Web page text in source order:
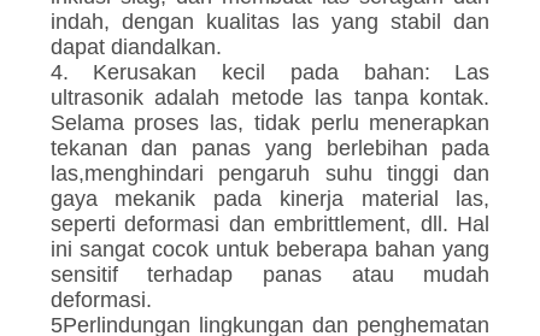
indah, dengan kualitas las yang stabil dan
dapat diandalkan.
4. Kerusakan kecil pada bahan: Las
ultrasonik adalah metode las tanpa kontak.
Selama proses las, tidak perlu menerapkan
tekanan dan panas yang berlebihan pada
las,menghindari pengaruh suhu tinggi dan
gaya mekanik pada kinerja material las,
seperti deformasi dan embrittlement, dll. Hal
ini sangat cocok untuk beberapa bahan yang
sensitif terhadap panas atau mudah
deformasi.
5Perlindungan lingkungan dan penghematan